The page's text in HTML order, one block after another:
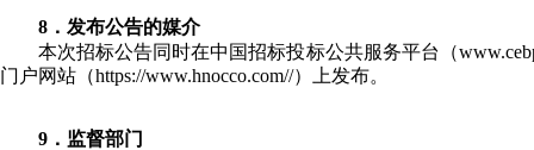
8．发布公告的媒介
本次招标公告同时在中国招标投标公共服务平台（
门户网站（https://www.hnocco.com//）上发布。
9．监督部门